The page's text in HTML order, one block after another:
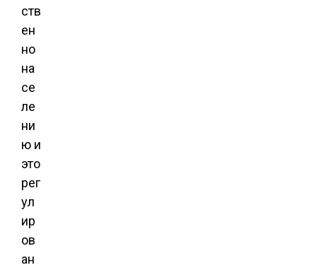
ств
ен
но
на
се
ле
ни
ю и
это
рег
ул
ир
ов
ан